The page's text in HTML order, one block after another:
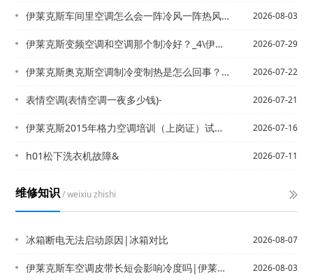
伊莱克斯车间里空调怎么会一阵冷风一阵热风的，空调哪里出了问题呢？_伊莱克斯车开的... 2026-08-03
伊莱克斯变频空调和空调那个制冷好？_4\伊莱克斯变频空调和普通空间有什么区别？ 2026-07-29
伊莱克斯奥克斯空调制冷变制热是怎么回事？前几天还可以，昨天开制冷却出热风？_3/... 2026-07-22
表情空调(表情空调一夜多少钱)- 2026-07-21
伊莱克斯2015年格力空调培训（上岗证）试卷答案？_2\伊莱克斯2015年格力空... 2026-07-16
h01松下洗衣机故障& 2026-07-11
维修知识/ weixiu zhishi
冰箱断电无法启动原因|冰箱对比 2026-08-07
伊莱克斯车空调皮带长短会影响冷度吗|伊莱克斯车空调皮带长短会影响冷度吗_1 2026-08-03